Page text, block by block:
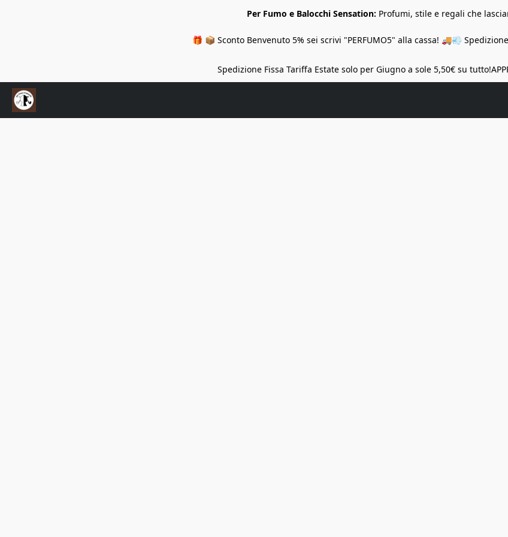
Per Fumo e Balocchi Sensation: Profumi, stile e regali che
🎁 📦 Sconto Benvenuto 5% sei scrivi "PERFUMO5" alla cassa! 🚚💨
Spedizione Fissa Tariffa Estate solo per Giugno a sole 5,50€ su tutto!